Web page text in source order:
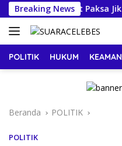
Langsung
ke
konten
Breaking News
Dijemput Paksa Jika
POLITIK HUKUM
Beranda POLITIK
POLITIK